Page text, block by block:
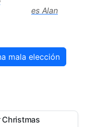
es Alan
mala elección